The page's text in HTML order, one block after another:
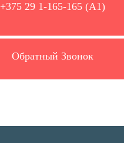
+375 29 1-165-165 (A1)
Обратный Звонок